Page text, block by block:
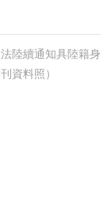
陸續通知具陸籍身
資料照）